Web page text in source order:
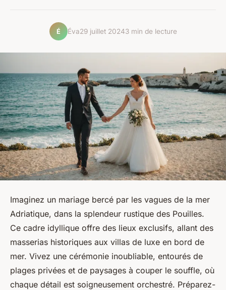
É Éva29 juillet 20243 min de lecture
Imaginez un mariage bercé par les vagues de la mer
Adriatique, dans la splendeur rustique des Pouilles.
Ce cadre idyllique offre des lieux exclusifs, allant des
masserias historiques aux villas de luxe en bord de
mer. Vivez une cérémonie inoubliable, entourés de
plages privées et de paysages à couper le souffle, où
chaque détail est soigneusement orchestré. Préparez-